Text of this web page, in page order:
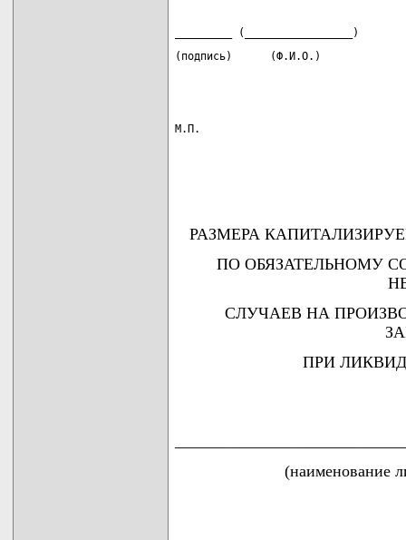
_________ (_________________)
(подпись)      (Ф.И.О.)
М.П.
РАЗМЕРА
ПО ОБЯЗАТЕЛЬНОМУ
СЛУЧАЕВ НА
ПРИ
(наименование